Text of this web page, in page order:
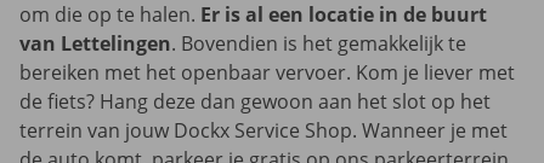
om die op te halen. Er is al een locatie in de buurt
van Lettelingen. Bovendien is het gemakkelijk te
bereiken met het openbaar vervoer. Kom je liever met
de fiets? Hang deze dan gewoon aan het slot op het
terrein van jouw Dockx Service Shop. Wanneer je met